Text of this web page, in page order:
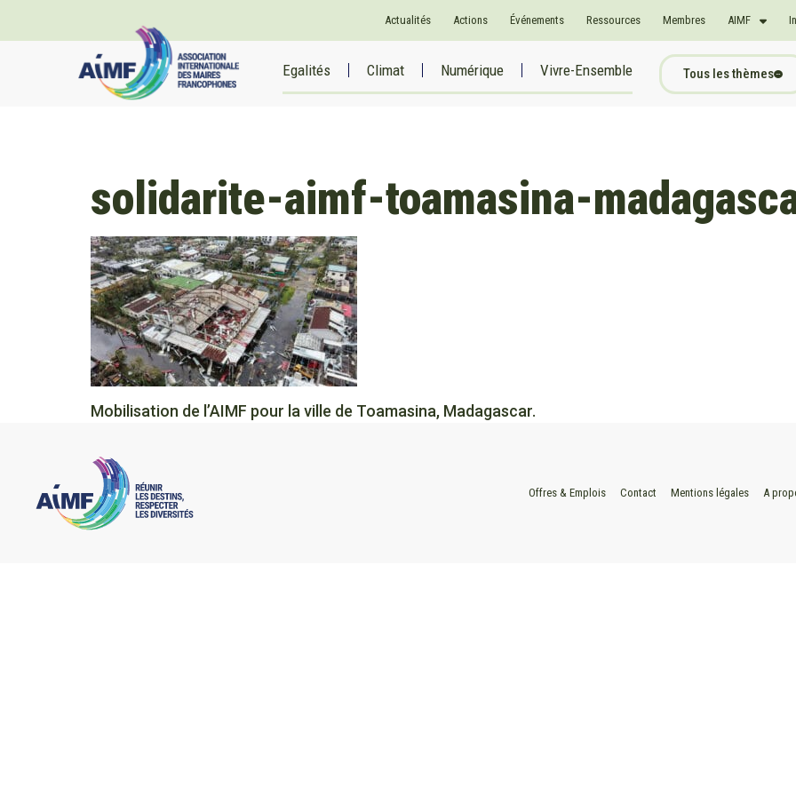
Actualités Actions Événements Ressources Membres AIMF
Egalités Climat Numérique Vivre-Ensemble Tous les thèmes
solidarite-aimf-toamasina-
Mobilisation de l’AIMF pour la ville de Toamasina, Madagascar.
Offres & Emplois Contact Mentions légales A